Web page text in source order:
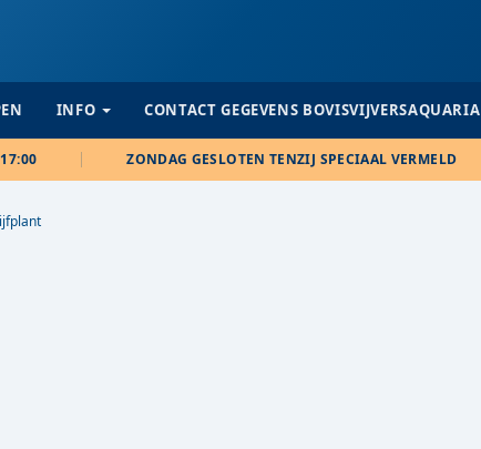
INFO CONTACT GEGEVENS BOVISVIJVERSAQUARIA
ZONDAG GESLOTEN TENZIJ SPECIAAL VERMELD